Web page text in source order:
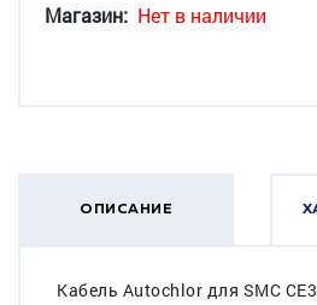
Магазин: Нет в наличии
ОПИСАНИЕ
Кабель Autochlor для SMC